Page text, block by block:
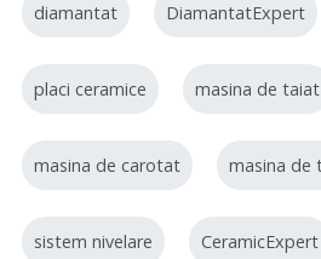
diamantat DiamantatExpert
placi ceramice masina de taiat
masina de carotat
sistem nivelare CeramicExpert